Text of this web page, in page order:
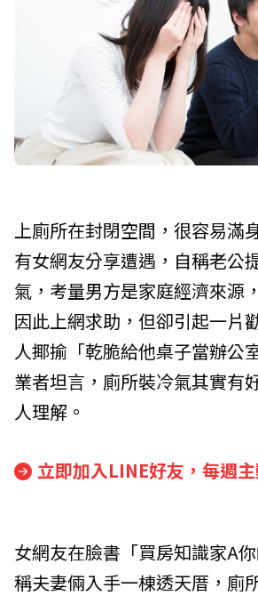
上廁所在封閉空間，很容易滿
有女網友分享遭遇，自稱老公
氣，考量男方是家庭經濟來源
因此上網求助，但卻引起一片
人揶揄「乾脆給他桌子當辦公
業者坦言，廁所裝冷氣其實有
人理解。
立即加入LINE好友，每週
女網友在臉書「買房知識家A
稱夫妻倆入手一棟透天厝，廁